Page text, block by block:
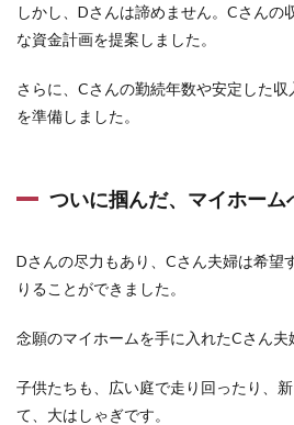
しかし、Dさんは諦めません。Cさんの
な資金計画を提案しました。
さらに、Cさんの勤続年数や安定した
を準備しました。
ついに掴んだ、マイホーム
Dさんの尽力もあり、Cさん夫婦は希望
りることができました。
念願のマイホームを手に入れたCさん夫
子供たちも、広い庭で走り回ったり、
て、大はしゃぎです。